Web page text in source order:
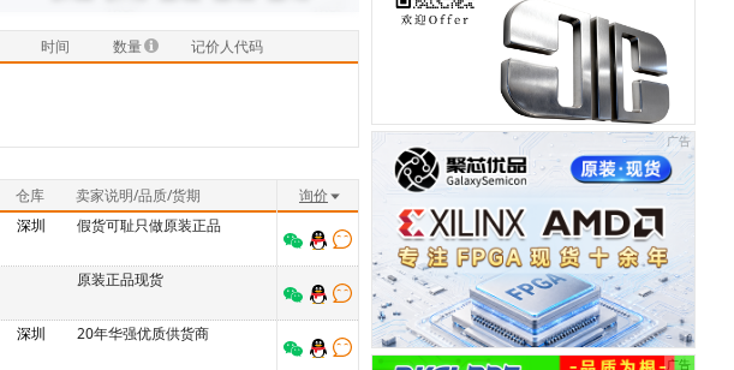
时间 数量 记价人代码
仓库 卖家说明/品质/货期
询价
深圳 假货可耻只做原装正品
原装正品现货
深圳 20年华强优质供货商